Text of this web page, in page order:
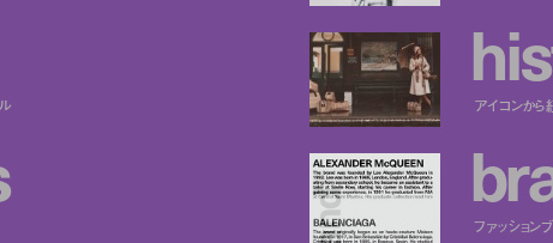
his
アイコンから
br
ファッション